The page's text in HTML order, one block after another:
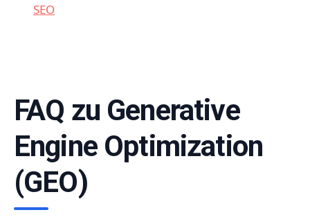
SEO
FAQ zu Generative
Engine Optimization
(GEO)